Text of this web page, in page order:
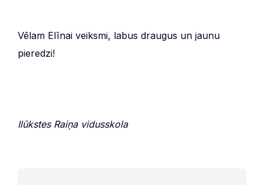
Vēlam Elīnai veiksmi, labus draugus un jaunu
pieredzi!
Ilūkstes Raiņa vidusskola